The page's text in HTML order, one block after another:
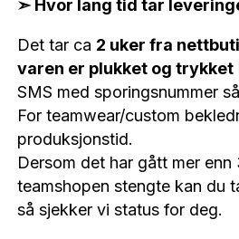
➣ Hvor lang tid tar
Det tar ca 2 uker fra
varen er plukket og trykket
SMS med sporingsnummer
For teamwear/custom
produksjonstid.
Dersom det har gått mer enn
teamshopen stengte kan du
så sjekker vi status for deg.